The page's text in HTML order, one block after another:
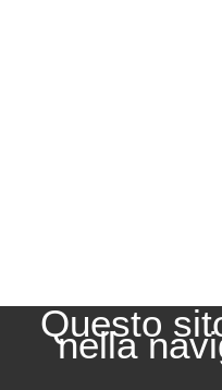
Questo
nella